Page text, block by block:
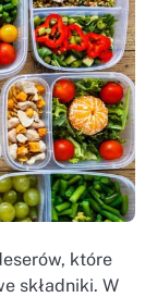
które
składniki. W